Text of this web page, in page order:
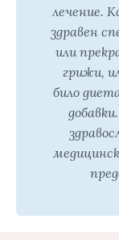
лечение.
здравен
или
грижи,
било